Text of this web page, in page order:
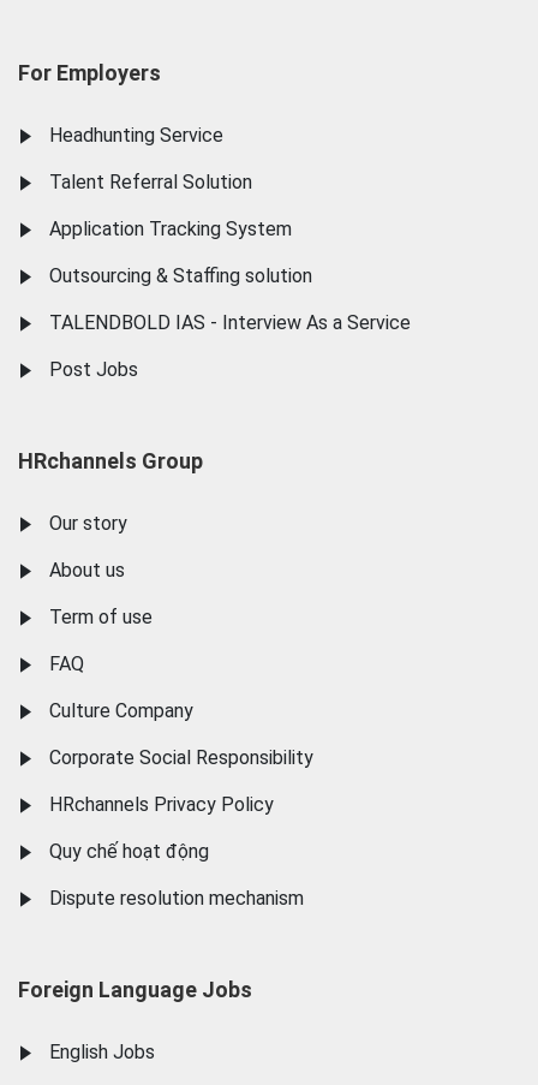
For Employers
Headhunting Service
Talent Referral Solution
Application Tracking System
Outsourcing & Staffing solution
TALENDBOLD IAS - Interview As a Service
Post Jobs
HRchannels Group
Our story
About us
Term of use
FAQ
Culture Company
Corporate Social Responsibility
HRchannels Privacy Policy
Quy chế hoạt động
Dispute resolution mechanism
Foreign Language Jobs
English Jobs